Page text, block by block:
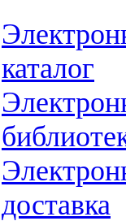
каталог
доставка